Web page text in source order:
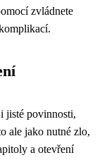
zvládnete
jisté povinnosti,
ale jako nutné zlo,
a otevření